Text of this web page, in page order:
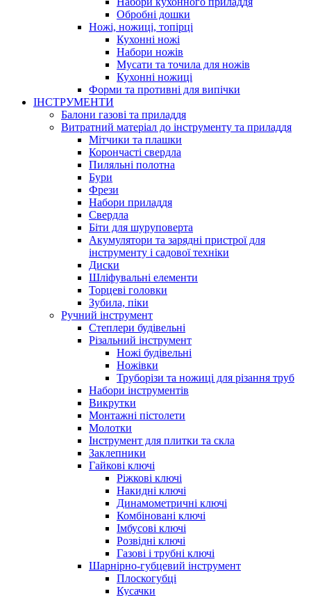
Обробні дошки
Ножі, ножиці, топірці
Кухонні ножі
Набори ножів
Мусати та точила для ножів
Кухонні ножиці
Форми та противні для випічки
ІНСТРУМЕНТИ
Балони газові та приладдя
Витратний матеріал до інструменту та приладдя
Мітчики та плашки
Корончасті свердла
Пиляльні полотна
Бури
Фрези
Набори приладдя
Свердла
Біти для шуруповерта
Акумулятори та зарядні пристрої для
інструменту і садової техніки
Диски
Шліфувальні елементи
Торцеві головки
Зубила, піки
Ручний інструмент
Степлери будівельні
Різальний інструмент
Ножі будівельні
Ножівки
Труборізи та ножиці для різання труб
Набори інструментів
Викрутки
Монтажні пістолети
Молотки
Інструмент для плитки та скла
Заклепники
Гайкові ключі
Ріжкові ключі
Накидні ключі
Динамометричні ключі
Комбіновані ключі
Імбусові ключі
Розвідні ключі
Газові і трубні ключі
Шарнірно-губцевий інструмент
Плоскогубцi
Кусачки